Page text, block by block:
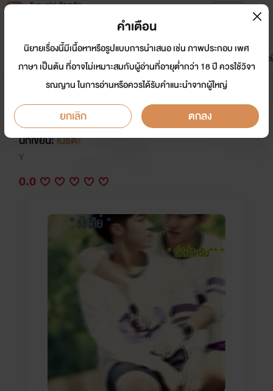
Tunwalai ธัญวลัย
หน้าแรก นิยาย อีบุ๊ก การ์ตูน
มาใหม่
ดรีมแชท ธัญลิสต์
F*ucking hit you หวดหัว(ใจ)นาย
ประธาน {yaoi18+}
นักเขียน:เนริตะ
Y
0.0
คำเตือน
นิยายเรื่องนี้มีเนื้อหาหรือรูปแบบการนำเสนอ เช่น ภาพประกอบ เพศ
ภาษา เป็นต้น ที่อาจไม่เหมาะสมกับผู้อ่านที่อายุต่ำกว่า 18 ปี ควรใช้วิจา
รณญาน ในการอ่านหรือควรได้รับคำแนะนำจากผู้ใหญ่
ยกเลิก ตกลง